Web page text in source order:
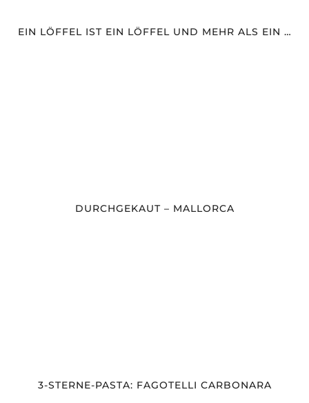
EIN LÖFFEL IST EIN LÖFFEL UND MEHR ALS EIN …
DURCHGEKAUT – MALLORCA
3-STERNE-PASTA: FAGOTELLI CARBONARA